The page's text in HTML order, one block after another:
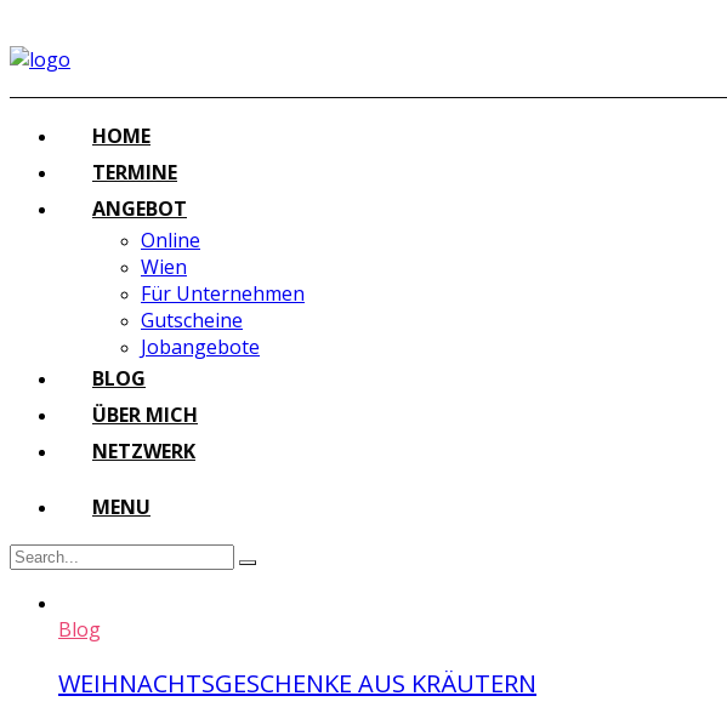
HOME
TERMINE
ANGEBOT
Online
Wien
Für Unternehmen
Gutscheine
Jobangebote
BLOG
ÜBER MICH
NETZWERK
MENU
Blog
WEIHNACHTSGESCHENKE AUS KRÄUTERN